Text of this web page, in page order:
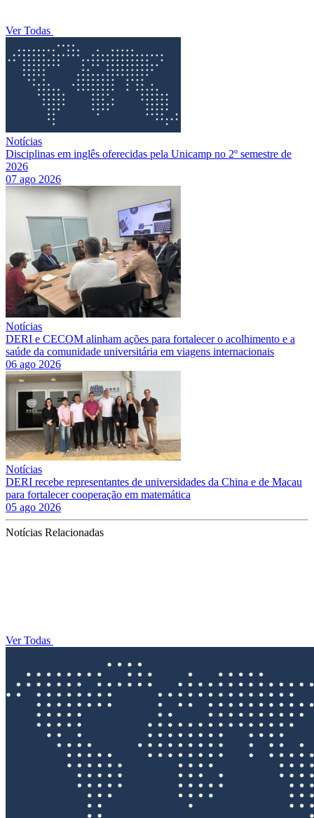
Ver Todas
Notícias
Disciplinas em inglês oferecidas pela Unicamp no 2º semestre de
2026
07 ago 2026
Notícias
DERI e CECOM alinham ações para fortalecer o acolhimento e a
saúde da comunidade universitária em viagens internacionais
06 ago 2026
Notícias
DERI recebe representantes de universidades da China e de Macau
para fortalecer cooperação em matemática
05 ago 2026
Notícias Relacionadas
Ver Todas